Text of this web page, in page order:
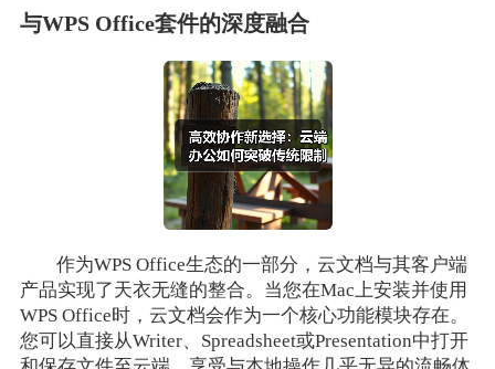
与WPS Office套件的深度融合
作为WPS Office生态的一部分，云文档与其客户端
产品实现了天衣无缝的整合。当您在Mac上安装并使用
WPS Office时，云文档会作为一个核心功能模块存在。
您可以直接从Writer、Spreadsheet或Presentation中打开